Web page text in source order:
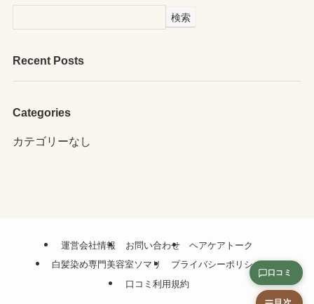
検索
Recent Posts
Categories
カテゴリーなし
運営会社情報 お問い合わせ
ヘアケアトーク
白髪染め専門美容室ソマリ
プライバシーポリシー
口コミ利用規約
口コミ